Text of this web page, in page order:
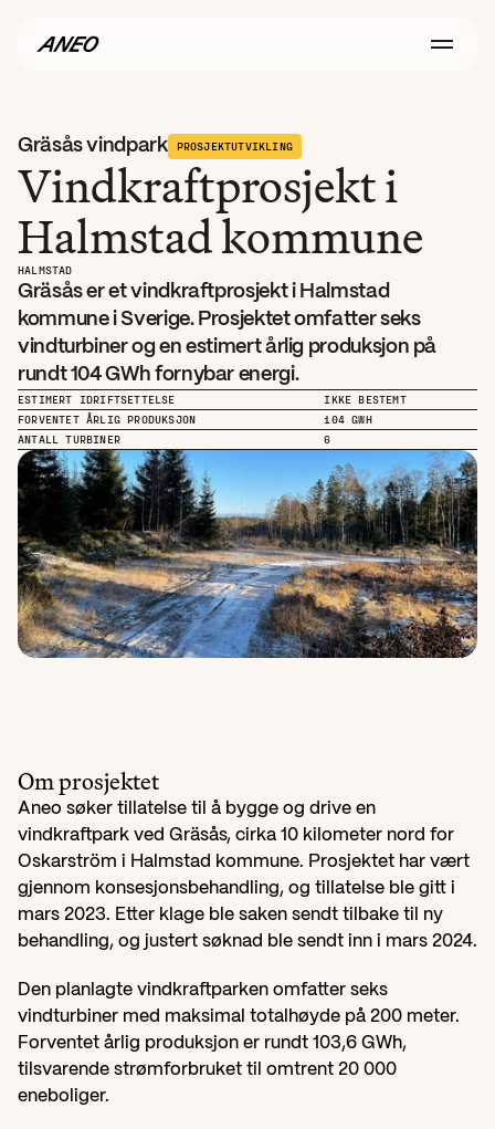
Gräsås vindpark PROSJEKTUTVIKLING
Vindkraftprosjekt i
Halmstad kommune
HALMSTAD
Gräsås er et vindkraftprosjekt i Halmstad
kommune i Sverige. Prosjektet omfatter seks
vindturbiner og en estimert årlig produksjon på
rundt 104 GWh fornybar energi.
ESTIMERT IDRIFTSETTELSE
IKKE BESTEMT
FORVENTET ÅRLIG PRODUKSJON
104 GWH
ANTALL TURBINER
6
Om prosjektet
Aneo søker tillatelse til å bygge og drive en
vindkraftpark ved Gräsås, cirka 10 kilometer nord for
Oskarström i Halmstad kommune. Prosjektet har vært
gjennom konsesjonsbehandling, og tillatelse ble gitt i
mars 2023. Etter klage ble saken sendt tilbake til ny
behandling, og justert søknad ble sendt inn i mars 2024.
Den planlagte vindkraftparken omfatter seks
vindturbiner med maksimal totalhøyde på 200 meter.
Forventet årlig produksjon er rundt 103,6 GWh,
tilsvarende strømforbruket til omtrent 20 000
eneboliger.